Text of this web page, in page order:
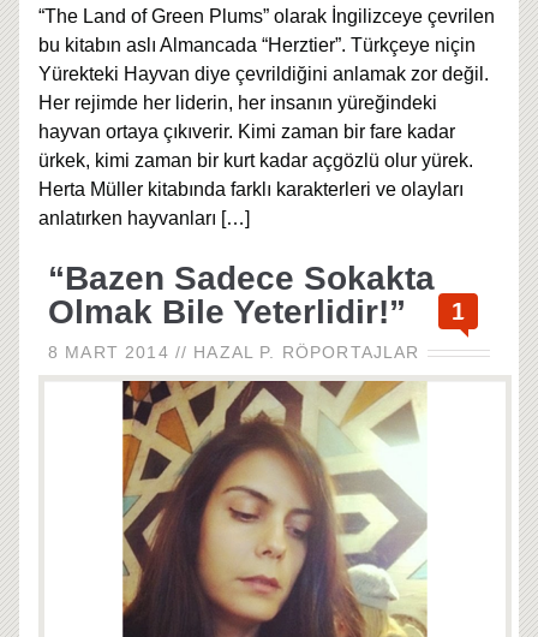
“The Land of Green Plums” olarak İngilizceye çevrilen
bu kitabın aslı Almancada “Herztier”. Türkçeye niçin
Yürekteki Hayvan diye çevrildiğini anlamak zor değil.
Her rejimde her liderin, her insanın yüreğindeki
hayvan ortaya çıkıverir. Kimi zaman bir fare kadar
ürkek, kimi zaman bir kurt kadar açgözlü olur yürek.
Herta Müller kitabında farklı karakterleri ve olayları
anlatırken hayvanları […]
“Bazen Sadece Sokakta
Olmak Bile Yeterlidir!”
8 MART 2014 // HAZAL P. RÖPORTAJLAR
1